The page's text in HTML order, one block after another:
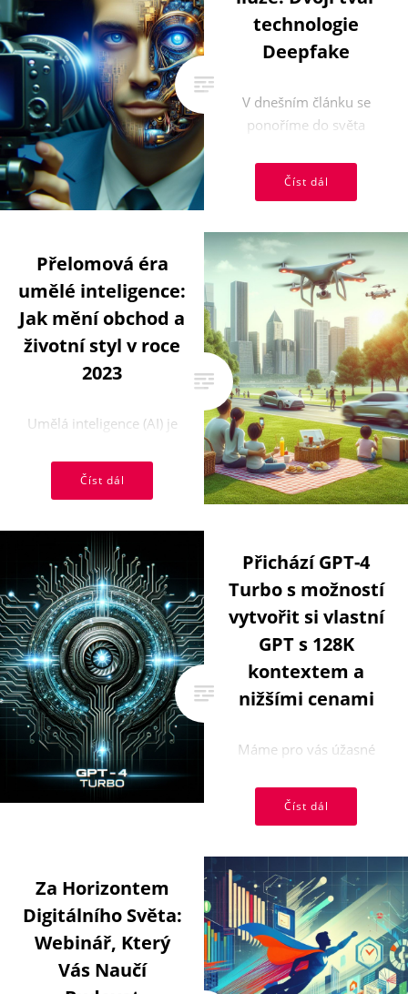
technologie
Deepfake
V dnešním článku se
ponoříme do světa
jejich pozitivní tak
Číst dál
Přelomová éra
umělé inteligence:
Jak mění obchod a
životní styl v roce
2023
Umělá inteligence (AI) je
která přetváří podnikání i
Číst dál
Přichází GPT-4
Turbo s možností
vytvořit si vlastní
GPT s 128K
kontextem a
nižšími cenami
Máme pro vás úžasné
vychytávek a vylepšení se
Číst dál
Za Horizontem
Digitálního Světa:
Webinář, Který
Vás Naučí